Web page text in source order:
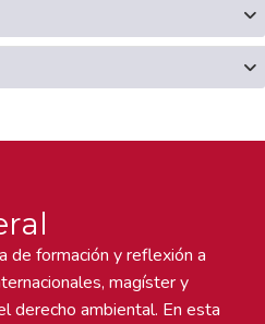
de formación y reflexión a
magíster y
derecho ambiental. En esta